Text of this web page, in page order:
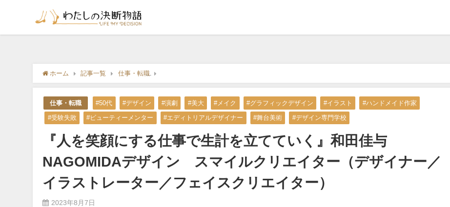
ホーム 記事一覧 仕事・転職 『人を笑顔にする仕事で生計を立てていく』和田佳与 NAGOMIDAデザイン スマイルクリエイタ
仕事・転職 #50代 #デザイン #演劇 #美大 #メイク #グラフィックデザイン #イラスト #ハンドメイド作家
#受験失敗 #ビューティーメンター #エディトリアルデザイナー #舞台美術 #デザイン専門学校
『人を笑顔にする仕事で生計を立てていく』和田佳与
NAGOMIDAデザイン スマイルクリエイター（デザイナー／
イラストレーター／フェイスクリエイター）
2023年8月7日